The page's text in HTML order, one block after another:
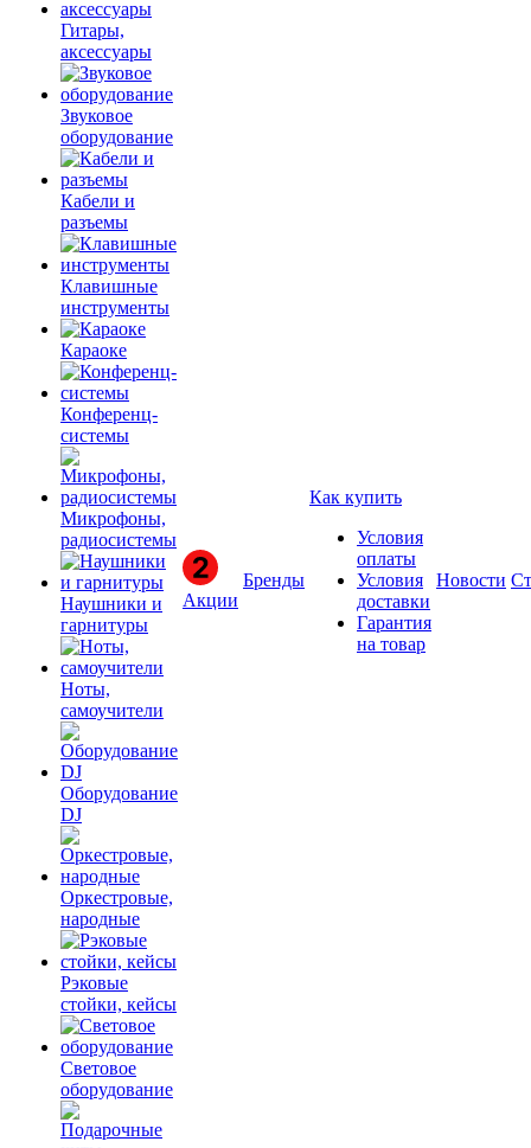
Гитары,
аксессуары
Звуковое
оборудование
Кабели и
разъемы
Клавишные
инструменты
Караоке
Конференц-
системы
Микрофоны,
радиосистемы
Наушники и
гарнитуры
Ноты,
самоучители
Оборудование
DJ
Оркестровые,
народные
Рэковые
стойки, кейсы
Световое
оборудование
Акции
Бренды
Как купить
Условия
оплаты
Условия
доставки
Гарантия
на товар
Новости